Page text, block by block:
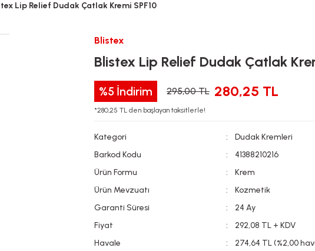
Lip Relief Dudak Çatlak Kremi SPF10
Blistex
Blistex Lip Relief Dudak Çatlak
%5 İndirim 295,00 TL 280,25 TL
*280,25 TL den başlayan taksitlerle!
Kategori
Dudak Kremleri
Barkod Kodu
41388210216
Ürün Formu
Krem
Ürün Mevzuatı
Kozmetik
Garanti Süresi
24 Ay
Fiyat
292,08 TL + KDV
Havale
274,64 TL (%2,00